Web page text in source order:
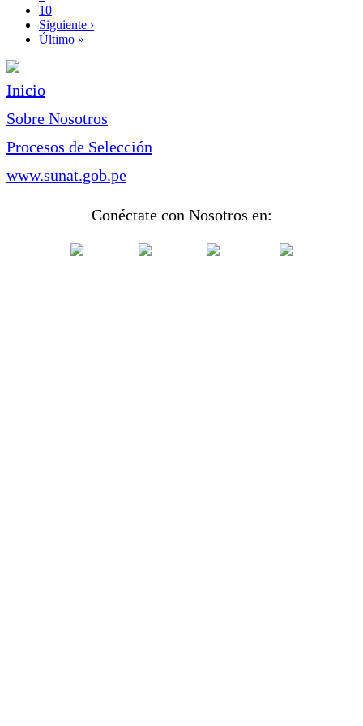
Page
10
Siguiente
página
Siguiente ›
Última
Último »
Inicio
Sobre Nosotros
Procesos de Selección
www.sunat.gob.pe
Conéctate con Nosotros en: